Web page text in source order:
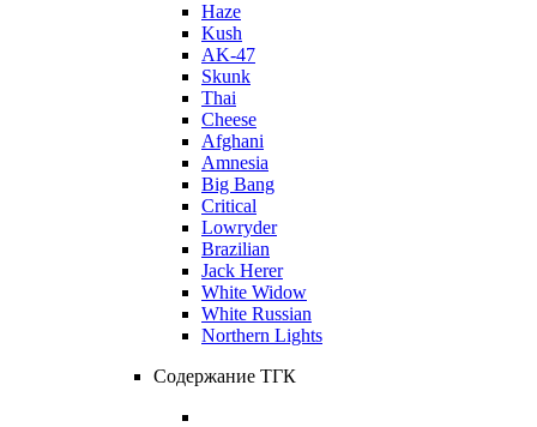
Haze
Kush
AK-47
Skunk
Thai
Cheese
Afghani
Amnesia
Big Bang
Critical
Lowryder
Brazilian
Jack Herer
White Widow
White Russian
Northern Lights
Содержание ТГК